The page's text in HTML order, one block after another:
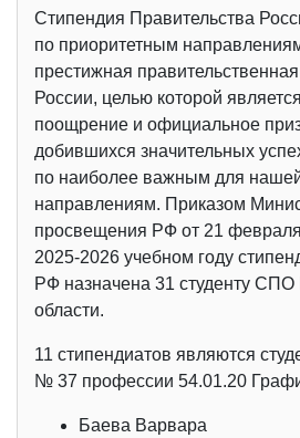
Стипендия Правительства
по приоритетным
престижная
России, целью которой
поощрение и официальное
добившихся значительных
по наиболее важным для
направлениям. Приказом
просвещения РФ от 21
2025-2026 учебном году
РФ назначена 31 студенту СПО
области.
11 стипендиатов являются
№ 37 профессии 54.01.20
Баева Варвара